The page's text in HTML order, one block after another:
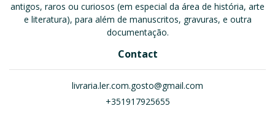
antigos, raros ou curiosos (em especial da área de história, arte
e literatura), para além de manuscritos, gravuras, e outra
documentação.
Contact
livraria.ler.com.gosto@gmail.com
+351917925655